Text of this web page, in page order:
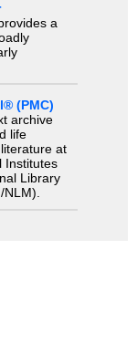
a
(PMC)
archive
life
at
Institutes
Library
NLM).